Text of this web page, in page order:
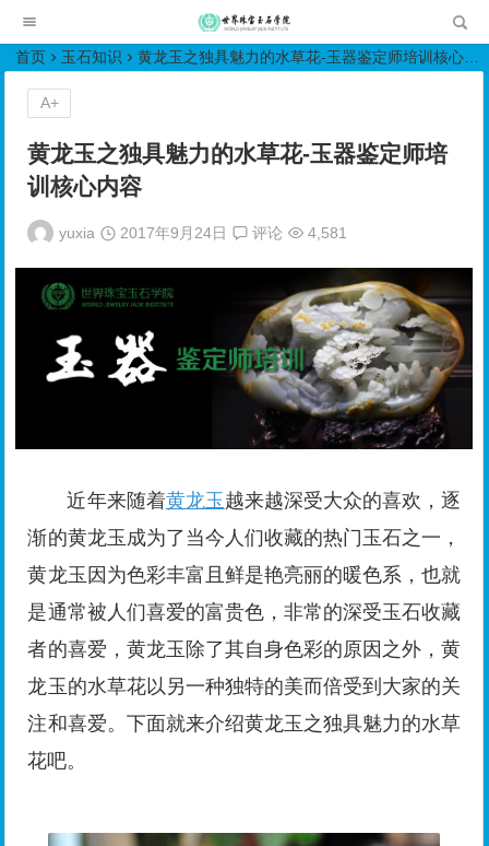
首页 玉石知识 黄龙玉之独具魅力的水草花-玉器鉴定师培训核心内容
黄龙玉之独具魅力的水草花-玉器鉴定师培
训核心内容
yuxia 2017年9月24日 评论 4,581
近年来随着黄龙玉越来越深受大众的喜欢，逐
渐的黄龙玉成为了当今人们收藏的热门玉石之一，
黄龙玉因为色彩丰富且鲜是艳亮丽的暖色系，也就
是通常被人们喜爱的富贵色，非常的深受玉石收藏
者的喜爱，黄龙玉除了其自身色彩的原因之外，黄
龙玉的水草花以另一种独特的美而倍受到大家的关
注和喜爱。下面就来介绍黄龙玉之独具魅力的水草
花吧。
A+